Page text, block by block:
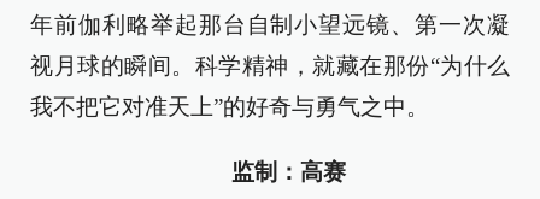
年前伽利略举起那台自制小望远镜、第一次凝
视月球的瞬间。科学精神，就藏在那份“为什么
我不把它对准天上”的好奇与勇气之中。
监制：高赛